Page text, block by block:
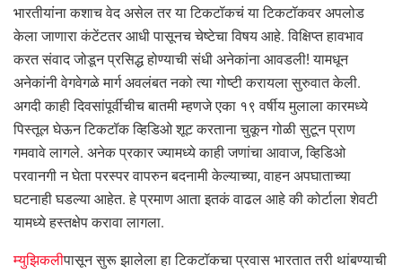
भारतीयांना कशाच वेद असेल तर या टिकटॉकचं या टिकटॉकवर अपलोड
केला जाणारा कंटेंटतर आधी पासूनच चेष्टेचा विषय आहे. विक्षिप्त हावभाव
करत संवाद जोडून प्रसिद्ध होण्याची संधी अनेकांना आवडली! यामधून
अनेकांनी वेगवेगळे मार्ग अवलंबत नको त्या गोष्टी करायला सुरुवात केली.
अगदी काही दिवसांपूर्वीचीच बातमी म्हणजे एका १९ वर्षीय मुलाला कारमध्ये
पिस्तूल घेऊन टिकटॉक व्हिडिओ शूट करताना चुकून गोळी सुटून प्राण
गमवावे लागले. अनेक प्रकार ज्यामध्ये काही जणांचा आवाज, व्हिडिओ
परवानगी न घेता परस्पर वापरुन बदनामी केल्याच्या, वाहन अपघाताच्या
घटनाही घडल्या आहेत. हे प्रमाण आता इतकं वाढल आहे की कोर्टाला शेवटी
यामध्ये हस्तक्षेप करावा लागला.
म्युझिकलीपासून सुरू झालेला हा टिकटॉकचा प्रवास भारतात तरी थांबण्याची